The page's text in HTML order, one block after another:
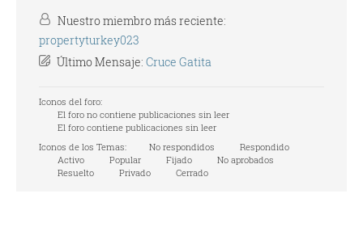
Nuestro miembro más reciente:
propertyturkey023
Último Mensaje: Cruce Gatita
Iconos del foro:
El foro no contiene publicaciones sin leer
El foro contiene publicaciones sin leer
Iconos de los Temas:
No respondidos
Respondido
Activo
Popular Fijado
No aprobados
Resuelto
Privado Cerrado